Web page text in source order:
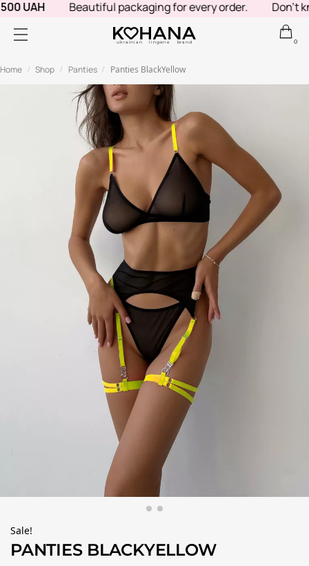
UAH Beautiful packaging for every order. Don't
ukrainian lingerie brand 0
Home / Shop / Panties / Panties BlackYellow
Sale!
PANTIES BLACKYELLOW